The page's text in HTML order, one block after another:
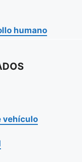
humano
vehículo